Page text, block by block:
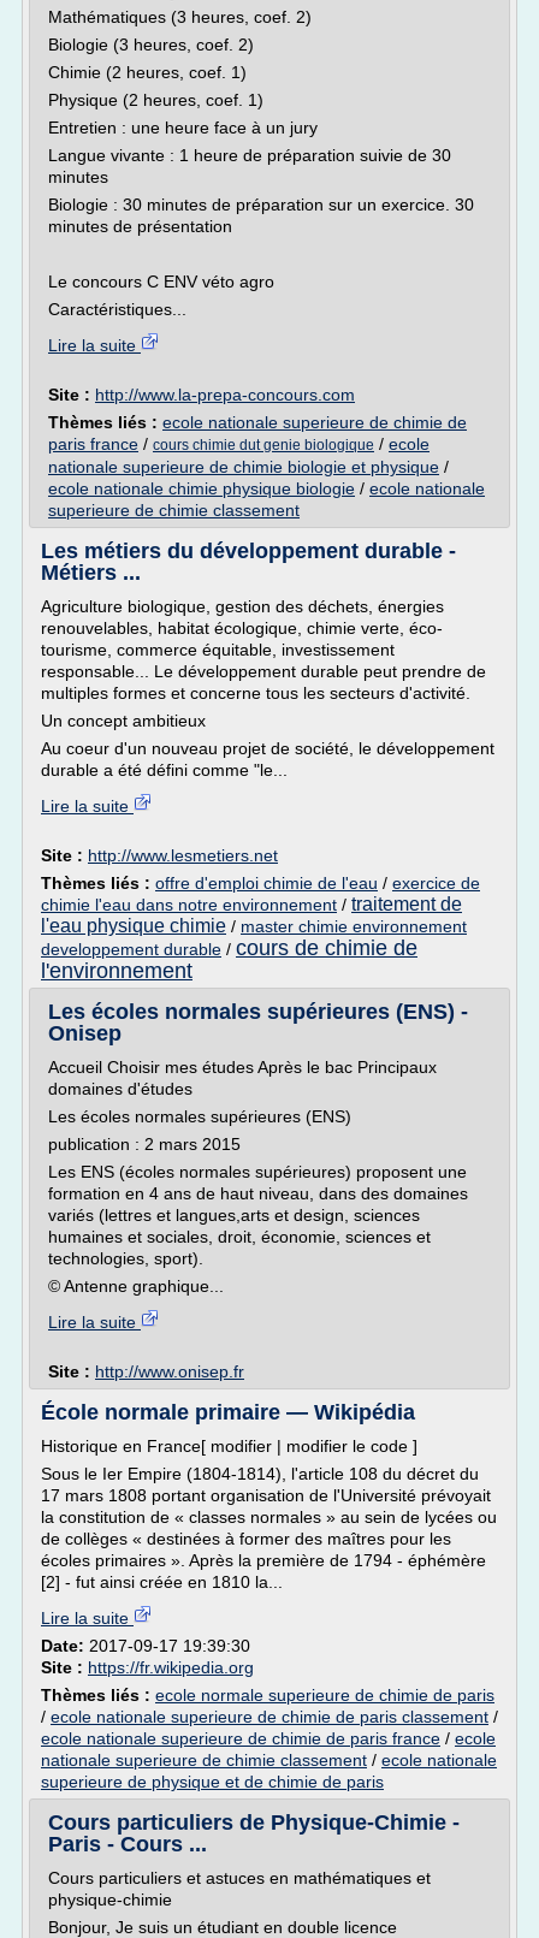
Mathématiques (3 heures, coef. 2)
Biologie (3 heures, coef. 2)
Chimie (2 heures, coef. 1)
Physique (2 heures, coef. 1)
Entretien : une heure face à un jury
Langue vivante : 1 heure de préparation suivie de 30
minutes
Biologie : 30 minutes de préparation sur un exercice. 30
minutes de présentation
Le concours C ENV véto agro
Caractéristiques...
Lire la suite
Site : http://www.la-prepa-concours.com
Thèmes liés : ecole nationale superieure de chimie de
paris france / cours chimie dut genie biologique / ecole
nationale superieure de chimie biologie et physique /
ecole nationale chimie physique biologie / ecole nationale
superieure de chimie classement
Les métiers du développement durable -
Métiers ...
Agriculture biologique, gestion des déchets, énergies
renouvelables, habitat écologique, chimie verte, éco-
tourisme, commerce équitable, investissement
responsable... Le développement durable peut prendre de
multiples formes et concerne tous les secteurs d'activité.
Un concept ambitieux
Au coeur d'un nouveau projet de société, le développement
durable a été défini comme "le...
Lire la suite
Site : http://www.lesmetiers.net
Thèmes liés : offre d'emploi chimie de l'eau / exercice de
chimie l'eau dans notre environnement / traitement de
l'eau physique chimie / master chimie environnement
developpement durable / cours de chimie de
l'environnement
Les écoles normales supérieures (ENS) -
Onisep
Accueil Choisir mes études Après le bac Principaux
domaines d'études
Les écoles normales supérieures (ENS)
publication : 2 mars 2015
Les ENS (écoles normales supérieures) proposent une
formation en 4 ans de haut niveau, dans des domaines
variés (lettres et langues,arts et design, sciences
humaines et sociales, droit, économie, sciences et
technologies, sport).
© Antenne graphique...
Lire la suite
Site : http://www.onisep.fr
École normale primaire — Wikipédia
Historique en France[ modifier | modifier le code ]
Sous le Ier Empire (1804-1814), l'article 108 du décret du
17 mars 1808 portant organisation de l'Université prévoyait
la constitution de « classes normales » au sein de lycées ou
de collèges « destinées à former des maîtres pour les
écoles primaires ». Après la première de 1794 - éphémère
[2] - fut ainsi créée en 1810 la...
Lire la suite
Date: 2017-09-17 19:39:30
Site : https://fr.wikipedia.org
Thèmes liés : ecole normale superieure de chimie de paris
/ ecole nationale superieure de chimie de paris classement /
ecole nationale superieure de chimie de paris france / ecole
nationale superieure de chimie classement / ecole nationale
superieure de physique et de chimie de paris
Cours particuliers de Physique-Chimie -
Paris - Cours ...
Cours particuliers et astuces en mathématiques et
physique-chimie
Bonjour, Je suis un étudiant en double licence